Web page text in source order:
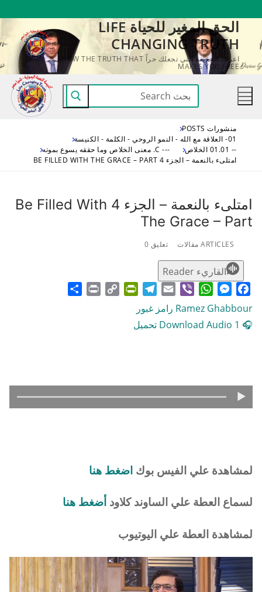
المحتوى
الحق المغير للحياة LIFE
CHANGING TRUTH
اعرف الحقيقة التي تجعلك حراً KNOW THE TRUTH THAT
MAKES YOU FREE
البحث
عن:
منشورات POSTS
01- العلاقة مع الله - النمو الروحي - الكلمة - الكنيسة
-- 01.01 الخلاص
--- C. معنى الخلاص وما حققه يسوع بموته
امتلىء بالنعمة – الجزء 4 BE FILLED WITH THE GRACE – PART
امتلىء بالنعمة – الجزء 4 Be Filled With
The Grace – Part
ARTICLES مقالات تعليق 0
القاريء Reader
Facebook
Messenger
WhatsApp
Viber
Email
Telegram
PrintFriendly
Copy
Print
Ramez Ghabbour رامز غبور
🎧 Download Audio 1 تحميل
لمشاهدة علي الفيس بوك اضغط هنا
لسماع العطة علي الساوند كلاود أضغط هنا
لمشاهدة العطة علي اليوتيوب